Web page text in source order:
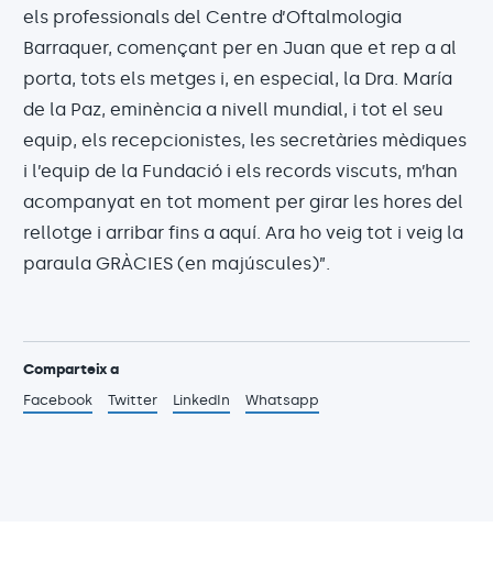
els professionals del Centre d’Oftalmologia
Barraquer, començant per en Juan que et rep a al
porta, tots els metges i, en especial, la Dra. María
de la Paz, eminència a nivell mundial, i tot el seu
equip, els recepcionistes, les secretàries mèdiques
i l’equip de la Fundació i els records viscuts, m’han
acompanyat en tot moment per girar les hores del
rellotge i arribar fins a aquí. Ara ho veig tot i veig la
paraula GRÀCIES (en majúscules)”.
Comparteix a
Facebook
Twitter LinkedIn Whatsapp